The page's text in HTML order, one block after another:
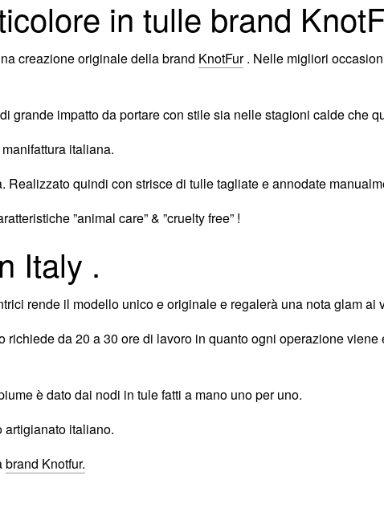
in tulle brand
creazione originale della brand KnotFur. Nelle migliori
grande impatto da portare con stile sia nelle stagioni calde che
italiana.
Realizzato quindi con strisce di tulle tagliate e annodate
”animal care” & ”cruelty free” !
Italy .
rende il modello unico e originale e regalerà una nota glam ai
richiede da 20 a 30 ore di lavoro in quanto ogni operazione
è dato dai nodi in tule fatti a mano uno per uno.
artigianato italiano.
brand Knotfur.